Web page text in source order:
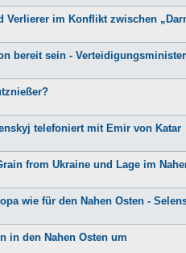
im Konflikt zwischen
bereit sein -
telefoniert mit Emir von Katar
from Ukraine und Lage im
wie für den Nahen Osten -
in den Nahen Osten um